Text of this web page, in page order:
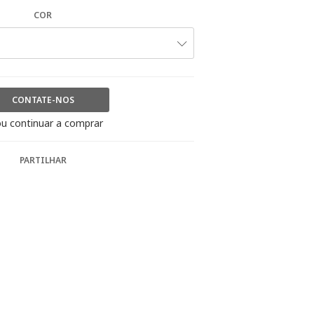
COR
CONTATE-NOS
continuar a comprar
PARTILHAR